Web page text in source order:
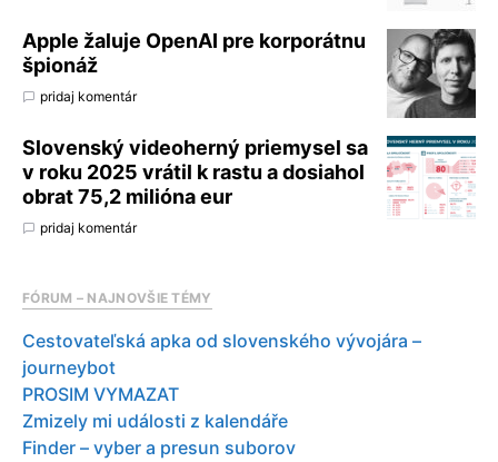
Apple žaluje OpenAI pre korporátnu
špionáž
pridaj komentár
Slovenský videoherný priemysel sa
v roku 2025 vrátil k rastu a dosiahol
obrat 75,2 milióna eur
pridaj komentár
FÓRUM – NAJNOVŠIE TÉMY
Cestovateľská apka od slovenského vývojára –
journeybot
PROSIM VYMAZAT
Zmizely mi události z kalendáře
Finder – vyber a presun suborov